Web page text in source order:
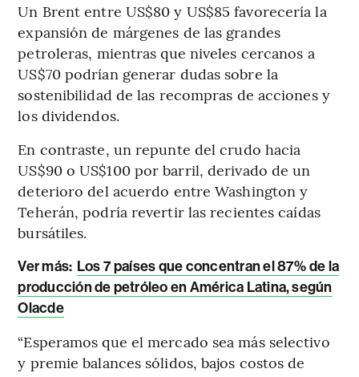
Un Brent entre US$80 y US$85 favorecería la
expansión de márgenes de las grandes
petroleras, mientras que niveles cercanos a
US$70 podrían generar dudas sobre la
sostenibilidad de las recompras de acciones y
los dividendos.
En contraste, un repunte del crudo hacia
US$90 o US$100 por barril, derivado de un
deterioro del acuerdo entre Washington y
Teherán, podría revertir las recientes caídas
bursátiles.
Ver más: Los 7 países que concentran el 87% de la
producción de petróleo en América Latina, según
Olacde
“Esperamos que el mercado sea más selectivo
y premie balances sólidos, bajos costos de